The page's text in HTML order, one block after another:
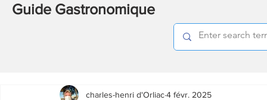
Guide Gastronomique
charles-henri d'Orliac4 févr. 2025